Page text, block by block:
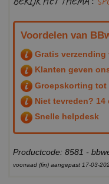
Voordelen van
Gratis verzending
Klanten geven
Groepskorting tot
Niet tevreden?
Snelle helpdesk
Productcode: 8581 -
voorraad (fin) aangepast 17-03-